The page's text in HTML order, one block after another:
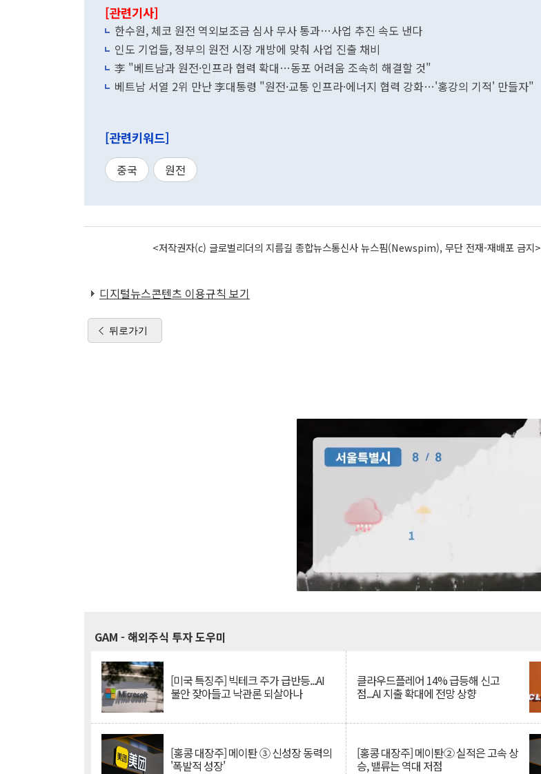
[관련기사]
한수원, 체코 원전 역외보조금 심사 무사 통과…사업 추진 속도 낸다
인도 기업들, 정부의 원전 시장 개방에 맞춰 사업 진출 채비
李 "베트남과 원전·인프라 협력 확대…동포 어려움 조속히 해결할 것"
베트남 서열 2위 만난 李대통령 "원전·교통 인프라·에너지 협력 강화…'홍강의 기적' 만들자"
[관련키워드]
중국 원전
<저작권자(c) 글로벌리더의 지름길 종합뉴스통신사 뉴스핌(Newspim), 무단 전재-재배포 금지>
디지털뉴스콘텐츠 이용규칙 보기
뒤로가기
GAM - 해외주식 투자 도우미
[미국 특징주] 빅테크 주가 급반등...AI
불안 잦아들고 낙관론 되살아나
클라우드플레어 14% 급등해 신고
점...AI 지출 확대에 전망 상향
[홍콩 대장주] 메이퇀 ③ 신성장 동력의
'폭발적 성장'
[홍콩 대장주] 메이퇀② 실적은 고속 상
승, 밸류는 역대 저점